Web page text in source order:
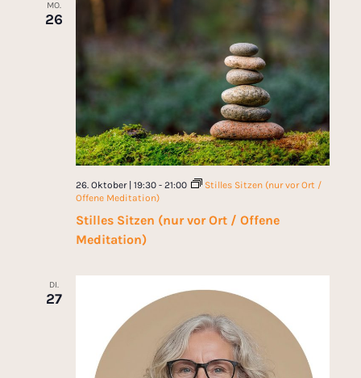
MO.
26
Stilles Sitzen (nur vor Ort / Offene
Meditation)
26. Oktober | 19:30- 21:00
Stilles Sitzen (nur vor Ort /
Offene Meditation)
DI.
27